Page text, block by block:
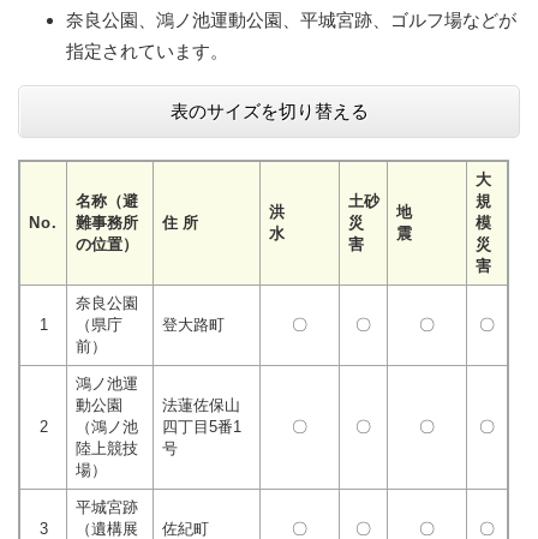
奈良公園、鴻ノ池運動公園、平城宮跡、ゴルフ場などが
指定されています。
表のサイズを切り替える
No.
名称（避
難事務所
の位置）
住 所
洪
水
土砂
災
害
地
震
大
規
模
災
害
1
奈良公園
（県庁
前）
登大路町 〇 〇 〇 〇
2
鴻ノ池運
動公園
（鴻ノ池
陸上競技
場）
法蓮佐保山
四丁目5番1
号
〇 〇 〇 〇
3
平城宮跡
（遺構展
佐紀町 〇 〇 〇 〇